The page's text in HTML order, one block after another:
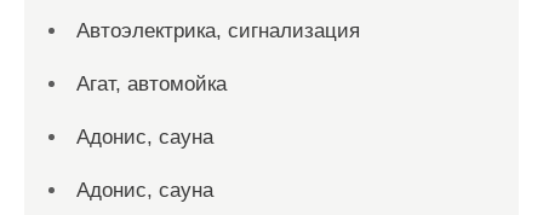
Автоэлектрика, сигнализация
Агат, автомойка
Адонис, сауна
Адонис, сауна